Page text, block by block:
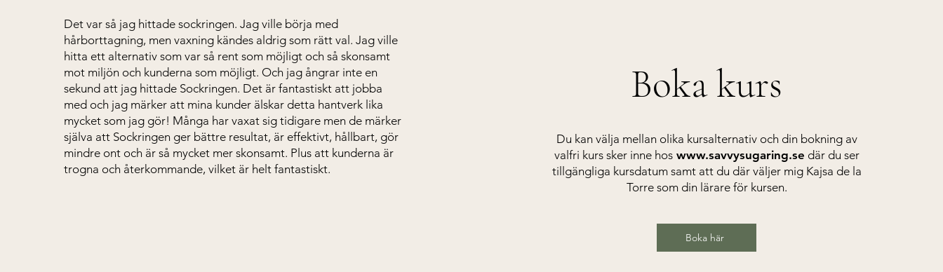
Det var så jag hittade sockringen. Jag ville börja med
hårborttagning, men vaxning kändes aldrig som rätt val. Jag ville
hitta ett alternativ som var så rent som möjligt och så skonsamt
mot miljön och kunderna som möjligt. Och jag ångrar inte en
sekund att jag hittade Sockringen. Det är fantastiskt att jobba
med och jag märker att mina kunder älskar detta hantverk lika
mycket som jag gör! Många har vaxat sig tidigare men de märker
själva att Sockringen ger bättre resultat, är effektivt, hållbart, gör
mindre ont och är så mycket mer skonsamt. Plus att kunderna är
trogna och återkommande, vilket är helt fantastiskt.
Boka kurs
Du kan välja mellan olika kursalternativ och din bokning av
valfri kurs sker innehos www.savvysugaring.se där du ser
tillgängliga kursdatum samt att du där väljer mig Kajsa de la
Torre som din lärare för kursen.
Boka här